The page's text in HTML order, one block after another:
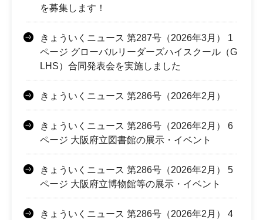
を募集します！
きょういくニュース 第287号（2026年3月） 1
ページ グローバルリーダーズハイスクール（G
LHS）合同発表会を実施しました
きょういくニュース 第286号（2026年2月）
きょういくニュース 第286号（2026年2月） 6
ページ 大阪府立図書館の展示・イベント
きょういくニュース 第286号（2026年2月） 5
ページ 大阪府立博物館等の展示・イベント
きょういくニュース 第286号（2026年2月） 4